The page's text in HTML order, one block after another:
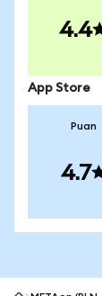
4.4
App Store
Puan
4.7